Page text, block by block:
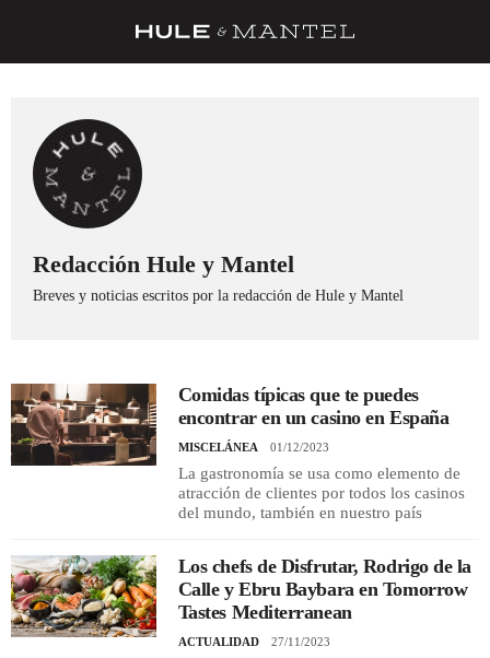
TRUCOS
DESPENSA
BARRAS Y ESTRELLAS
DÓNDE COMER
ÍDOLOS DE MESAS
TRADICIÓN
MENÚ DEL DÍA
A CUCHILLO
INICIAR SESIÓN
Redacción Hule y Mantel
Breves y noticias escritos por la redacción de Hule y Mantel
Comidas típicas que te puedes
encontrar en un casino en España
MISCELÁNEA 01/12/2023
La gastronomía se usa como elemento de
atracción de clientes por todos los casinos
del mundo, también en nuestro país
Los chefs de Disfrutar, Rodrigo de la
Calle y Ebru Baybara en Tomorrow
Tastes Mediterranean
ACTUALIDAD 27/11/2023